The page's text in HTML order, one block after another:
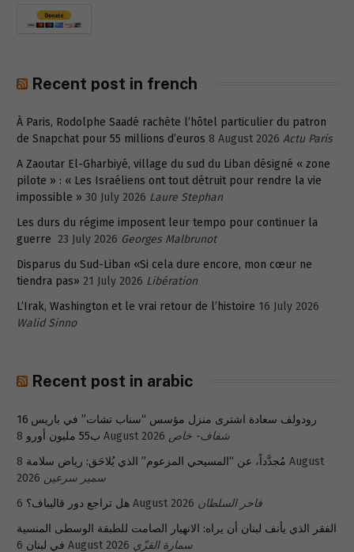
Recent post in french
À Paris, Rodolphe Saadé rachète l’hôtel particulier du patron
de Snapchat pour 55 millions d’euros 8 August 2026 Actu Paris
A Zaoutar El-Gharbiyé, village du sud du Liban désigné « zone
pilote » : « Les Israéliens ont tout détruit pour rendre la vie
impossible » 30 July 2026 Laure Stephan
Les durs du régime imposent leur tempo pour continuer la
guerre 23 July 2026 Georges Malbrunot
Disparus du Sud-Liban «Si cela dure encore, mon cœur ne
tiendra pas» 21 July 2026 Libération
L’Irak, Washington et le vrai retour de l’histoire 16 July 2026
Walid Sinno
Recent post in arabic
رودولف سعادة اشترى منزل مؤسس “سناب تشات” في باريس 16
ب55 مليون أورو 8 August 2026 شفاف- خاص
مُجدَّداً، عن “المسيحي المزعوم” الذي يُلاحَق: رياض سلامة 8 August
2026 سمير سرعين
هل تراجع دور قاليباف؟ 6 August 2026 فاخر السلطان
الفقر الذي يأنف لبنان أن يراه: الانهيار الصامت للطبقة الوسطى المنسية
في لبنان 6 August 2026 سمارة القزّي